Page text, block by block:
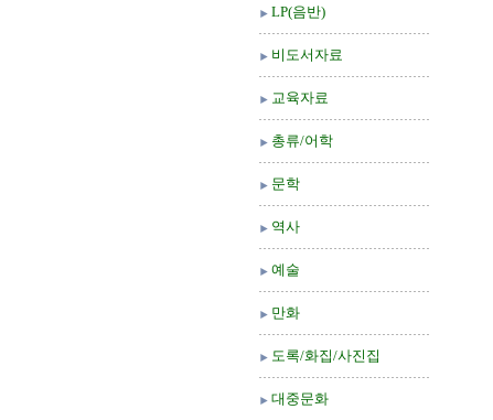
LP(음반)
비도서자료
교육자료
총류/어학
문학
역사
예술
만화
도록/화집/사진집
대중문화